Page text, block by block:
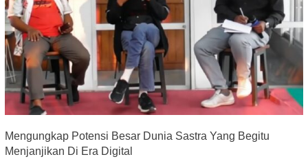
Mengungkap Potensi Besar Dunia Sastra Yang Begitu
Menjanjikan Di Era Digital